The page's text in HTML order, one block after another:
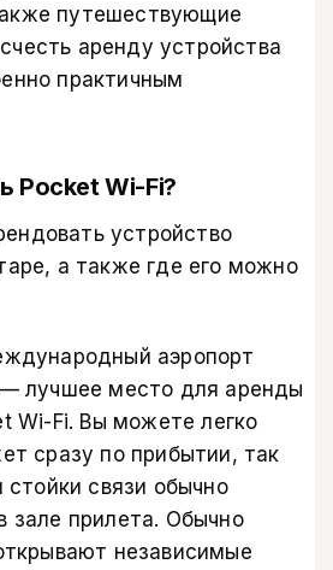
путешествующие
аренду устройства
практичным
Pocket Wi-Fi?
устройство
а также где его можно
аэропорт
лучшее место для аренды
Wi-Fi. Вы можете легко
сразу по прибытии, так
стойки связи обычно
зале прилета. Обычно
независимые